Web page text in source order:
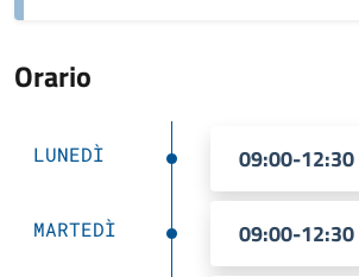
Orario
LUNEDÌ 09:00-12:30
MARTEDÌ 09:00-12:30